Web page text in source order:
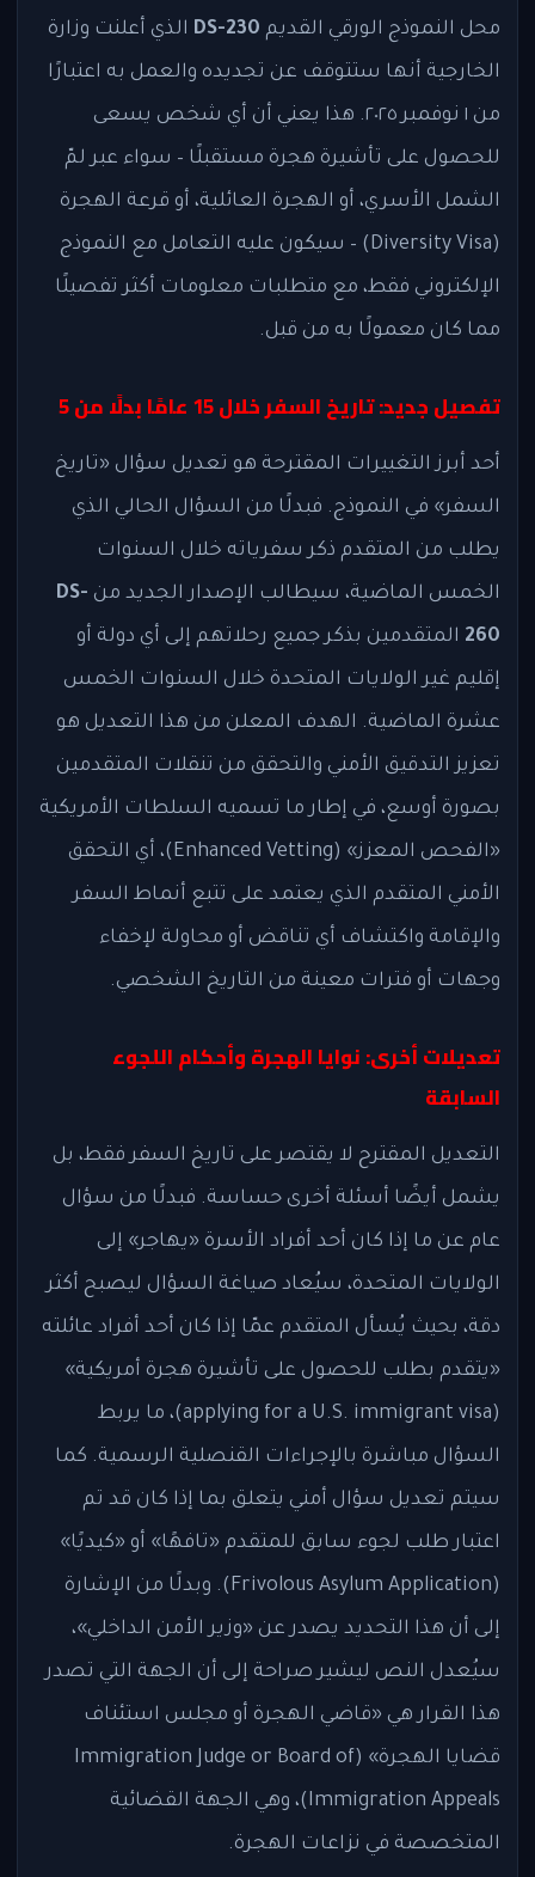
محل النموذج الورقي القديم DS-230 الذي أعلنت وزارة
الخارجية أنها ستتوقف عن تجديده والعمل به اعتبارًا
من ١ نوفمبر ٢٠٢٥. هذا يعني أن أي شخص يسعى
للحصول على تأشيرة هجرة مستقبلًا – سواء عبر لمّ
الشمل الأسري، أو الهجرة العائلية، أو قرعة الهجرة
(Diversity Visa) – سيكون عليه التعامل مع النموذج
الإلكتروني فقط، مع متطلبات معلومات أكثر تفصيلًا
مما كان معمولًا به من قبل.
تفصيل جديد: تاريخ السفر خلال 15 عامًا بدلًا من 5
أحد أبرز التغييرات المقترحة هو تعديل سؤال «تاريخ
السفر» في النموذج. فبدلًا من السؤال الحالي الذي
يطلب من المتقدم ذكر سفرياته خلال السنوات
الخمس الماضية، سيطالب الإصدار الجديد من DS-
260 المتقدمين بذكر جميع رحلاتهم إلى أي دولة أو
إقليم غير الولايات المتحدة خلال السنوات الخمس
عشرة الماضية. الهدف المعلن من هذا التعديل هو
تعزيز التدقيق الأمني والتحقق من تنقلات المتقدمين
بصورة أوسع، في إطار ما تسميه السلطات الأمريكية
«الفحص المعزز» (Enhanced Vetting)، أي التحقق
الأمني المتقدم الذي يعتمد على تتبع أنماط السفر
والإقامة واكتشاف أي تناقض أو محاولة لإخفاء
وجهات أو فترات معينة من التاريخ الشخصي.
تعديلات أخرى: نوايا الهجرة وأحكام اللجوء
السابقة
التعديل المقترح لا يقتصر على تاريخ السفر فقط، بل
يشمل أيضًا أسئلة أخرى حساسة. فبدلًا من سؤال
عام عن ما إذا كان أحد أفراد الأسرة «يهاجر» إلى
الولايات المتحدة، سيُعاد صياغة السؤال ليصبح أكثر
دقة، بحيث يُسأل المتقدم عمّا إذا كان أحد أفراد عائلته
«يتقدم بطلب للحصول على تأشيرة هجرة أمريكية»
(applying for a U.S. immigrant visa)، ما يربط
السؤال مباشرة بالإجراءات القنصلية الرسمية. كما
سيتم تعديل سؤال أمني يتعلق بما إذا كان قد تم
اعتبار طلب لجوء سابق للمتقدم «تافهًا» أو «كيديًا»
(Frivolous Asylum Application). وبدلًا من الإشارة
إلى أن هذا التحديد يصدر عن «وزير الأمن الداخلي»،
سيُعدل النص ليشير صراحة إلى أن الجهة التي تصدر
هذا القرار هي «قاضي الهجرة أو مجلس استئناف
قضايا الهجرة» (Immigration Judge or Board of
Immigration Appeals)، وهي الجهة القضائية
المتخصصة في نزاعات الهجرة.